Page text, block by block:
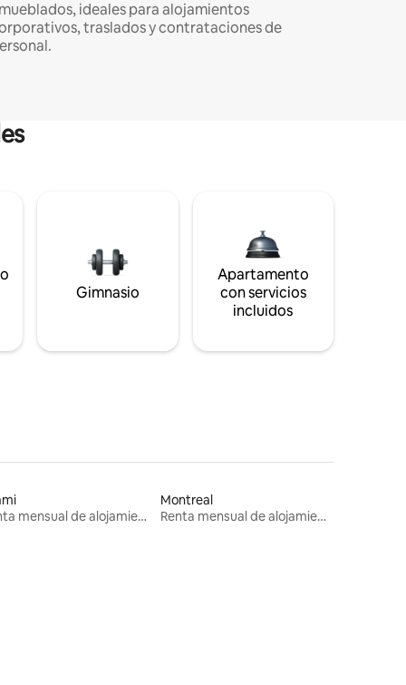
ideales para alojamientos
traslados y contrataciones de
Gimnasio
Apartamento
con servicios
incluidos
Renta mensual de alojamientos
Montreal
Renta mensual de alojamientos